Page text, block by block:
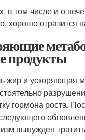
в том числе и о
хорошо отразится
продукты
и ускоряющая
гормона роста.
вынужден